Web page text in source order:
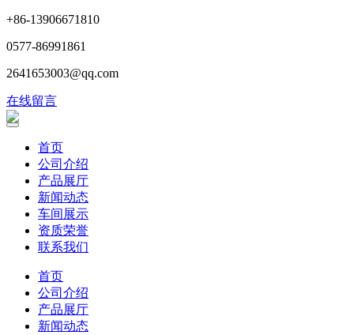
+86-13906671810
0577-86991861
2641653003@qq.com
在线留言
首页
公司介绍
产品展厅
新闻动态
车间展示
资质荣誉
联系我们
首页
公司介绍
产品展厅
新闻动态